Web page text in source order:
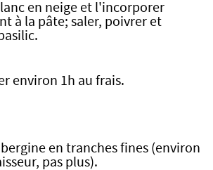
en neige et l'incorporer
à la pâte; saler, poivrer et
environ 1h au frais.
en tranches fines (environ
pas plus).